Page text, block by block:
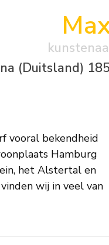
(Duitsland)
vooral bekendheid
Hamburg
het Alstertal en
wij in veel van
Kuchel werd in
opgeleid aan de
verschillende